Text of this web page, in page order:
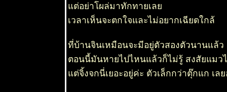
ต่อย่าโผล่มาทักทายเล
เวลาเห็นจะตกใจและไม่อยากเฉียดใกล้
ที่บ้านจินเหมือนจะมีอยู่ตัวสองตัวนานแล้ว
ตอนนี้มันหายไปไหนแล้วก็ไม่รู้ สงสัยแมว
ต่จิ้งจกนี่เยอะอยู่ค่ะ ตัวเล็กกว่าตุ๊กแก เล